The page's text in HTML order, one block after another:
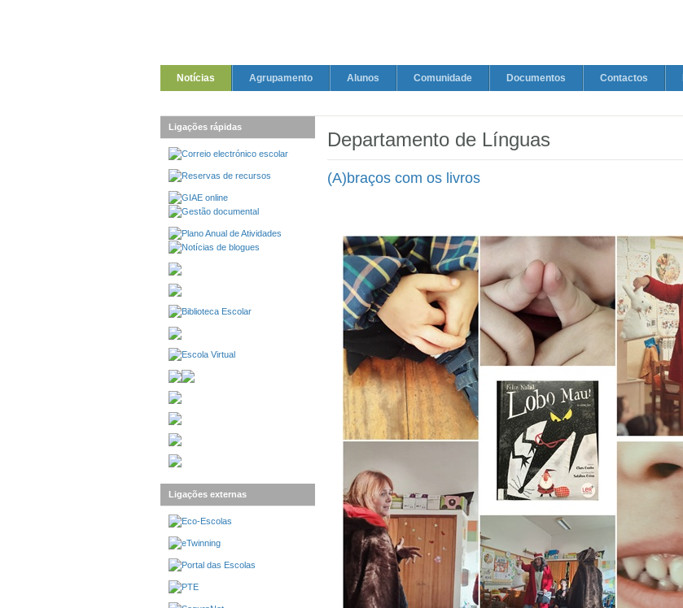
Notícias Agrupamento Alunos Comunidade Documentos Contactos
Departamento de Línguas
(A)braços com os livros
Ligações rápidas
Ligações externas